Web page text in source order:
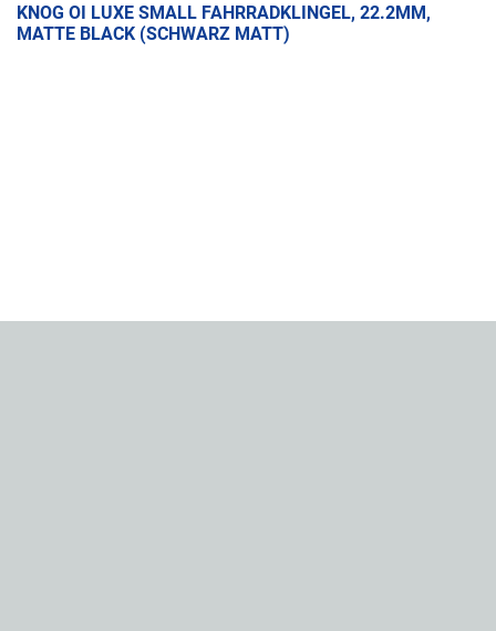
KNOG OI LUXE SMALL FAHRRADKLINGEL, 22.2MM,
MATTE BLACK (SCHWARZ MATT)